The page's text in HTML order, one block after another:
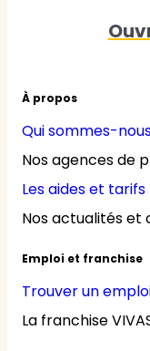
À propos
Qui sommes-
Nos agences de
Les aides et tarifs
Nos actualités et
Emploi et franchise
Trouver un
La franchise